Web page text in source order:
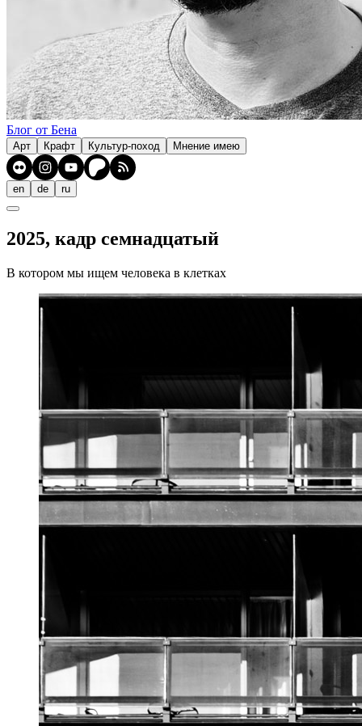
Блог от Бена
Арт Крафт Культур-поход Мнение имею
en de ru
2025, кадр семнадцатый
В котором мы ищем человека в клетках